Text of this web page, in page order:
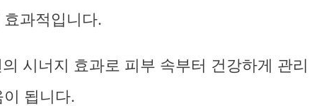
과적입니다.
시너지 효과로 피부 속부터 건강하게 관리
됩니다.